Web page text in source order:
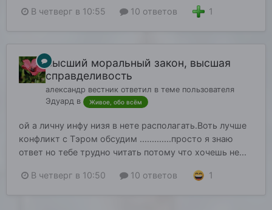
В четверг в 10:55 10 ответов 1
Высший моральный закон, высшая
справделивость
александр вестник ответил в теме пользователя
Эдуард в Живое, обо всём
ой а личну инфу низя в нете располагать.Воть лучше
конфликт с Тэром обсудим .............просто я знаю
ответ но тебе трудно читать потому что хочешь не...
В четверг в 10:50 10 ответов 1